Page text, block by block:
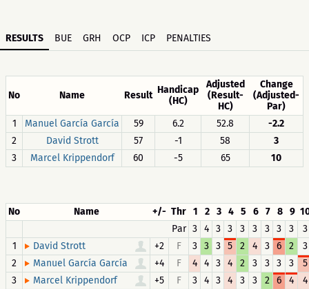
RESULTS BUE GRH OCP ICP PENALTIES
No Name Result Handicap
(HC)
Adjusted
(Result-
HC)
Change
(Adjusted-
Par)
1
Manuel García García 59 6.2 52.8
-2.2
2
David Strott 57 -1 58
3
3
Marcel Krippendorf 60 -5 65 10
No Name +/- Thr 1 2 3 4 5 6 7 8 9
Par 3 4 3 3 3 3 3 3 3
3
1
David Strott +2 F 3 3 3 5 2 4 3 6 2
3
2
Manuel García García +4 F 4 4 3 4 2 3 3 3 3
5
3
Marcel Krippendorf +5 F 3 4 3 4 3 3 2 6 4 4